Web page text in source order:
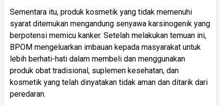
Sementara itu, produk kosmetik yang tidak memenuhi
syarat ditemukan mengandung senyawa karsinogenik yang
berpotensi memicu kanker. Setelah melakukan temuan ini,
BPOM mengeluarkan imbauan kepada masyarakat untuk
lebih berhati-hati dalam membeli dan menggunakan
produk obat tradisional, suplemen kesehatan, dan
kosmetik yang telah dinyatakan tidak aman dan ditarik dari
peredaran.